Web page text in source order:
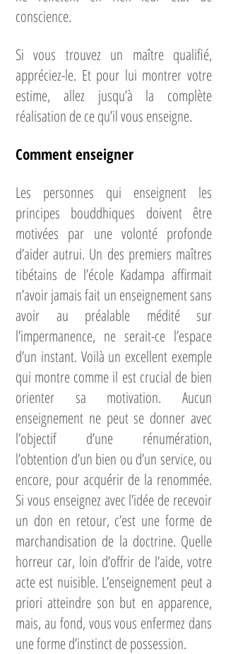
conscience.
Si vous trouvez un maître qualifié,
appréciez-le. Et pour lui montrer votre
estime, allez jusqu’à la complète
réalisation de ce qu’il vous enseigne.
Comment enseigner
Les personnes qui enseignent les
principes bouddhiques doivent être
motivées par une volonté profonde
d’aider autrui. Un des premiers maîtres
tibétains de l’école Kadampa affirmait
n’avoir jamais fait un enseignement sans
avoir au préalable médité sur
l’impermanence, ne serait-ce l’espace
d’un instant. Voilà un excellent exemple
qui montre comme il est crucial de bien
orienter sa motivation. Aucun
enseignement ne peut se donner avec
l’objectif d’une rénumération,
l’obtention d’un bien ou d’un service, ou
encore, pour acquérir de la renommée.
Si vous enseignez avec l’idée de recevoir
un don en retour, c’est une forme de
marchandisation de la doctrine. Quelle
horreur car, loin d’offrir de l’aide, votre
acte est nuisible. L’enseignement peut a
priori atteindre son but en apparence,
mais, au fond, vous vous enfermez dans
une forme d’instinct de possession.